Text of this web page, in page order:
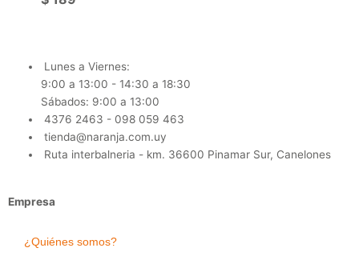
Lunes a Viernes:
9:00 a 13:00 - 14:30 a 18:30
Sábados: 9:00 a 13:00
4376 2463 - 098 059 463
tienda@naranja.com.uy
Ruta interbalneria - km. 36600 Pinamar Sur, Canelones
Empresa
¿Quiénes somos?